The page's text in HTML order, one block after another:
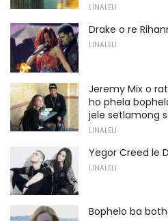
LINALELI
Drake o re
LINALELI
Jeremy Mix o
ho phela
jele setlamong
LINALELI
Yegor Creed le
LINALELI
Bophelo ba